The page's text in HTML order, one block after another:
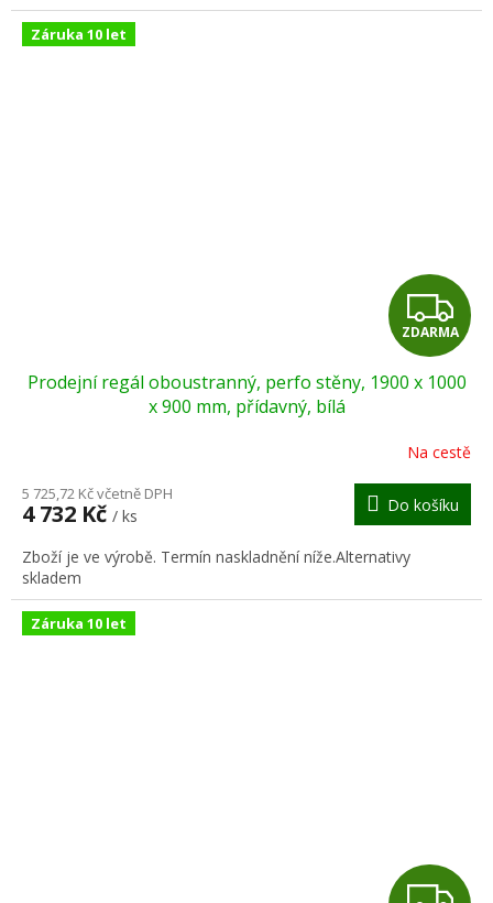
Záruka 10 let
Z
D
A
R
M
A
ZDARMA
Prodejní regál oboustranný, perfo stěny, 1900 x 1000
x 900 mm, přídavný, bílá
Na cestě
5 725,72 Kč včetně DPH
4 732 Kč / ks
Do košíku
Zboží je ve výrobě. Termín naskladnění níže.Alternativy
skladem
Záruka 10 let